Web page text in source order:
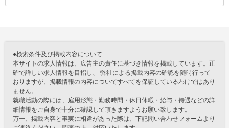
●検索条件及び掲載内容について
本サイトの求人情報は、広告主の責任に基づき情報を掲載しています。正
確で詳しい求人情報を目指し、 弊社による掲載内容の確認を随時行って
おりますが、掲載情報の内容についてすべてを保証しているわけではあり
ません。
就職活動の際には、雇用形態・勤務時間・休日休暇・給与・待遇などの詳
細情報をご自身で十分に確認して頂きますようお願い致します。
万一、掲載内容と事実に相違があった際は、下記問い合わせフォームより